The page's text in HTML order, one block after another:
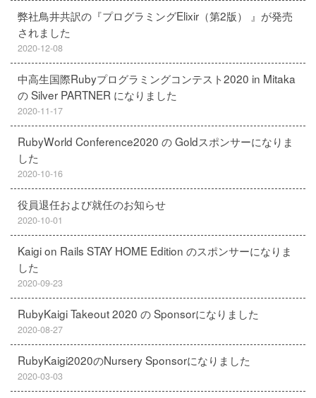
弊社鳥井共訳の『プログラミングElixir（第2版） 』が発売
されました
2020-12-08
中高生国際Rubyプログラミングコンテスト2020 in Mitaka
の Silver PARTNER になりました
2020-11-17
RubyWorld Conference2020 の Goldスポンサーになりま
した
2020-10-16
役員退任および就任のお知らせ
2020-10-01
Kaigi on Rails STAY HOME Edition のスポンサーになりま
した
2020-09-23
RubyKaigi Takeout 2020 の Sponsorになりました
2020-08-27
RubyKaigi2020のNursery Sponsorになりました
2020-03-03